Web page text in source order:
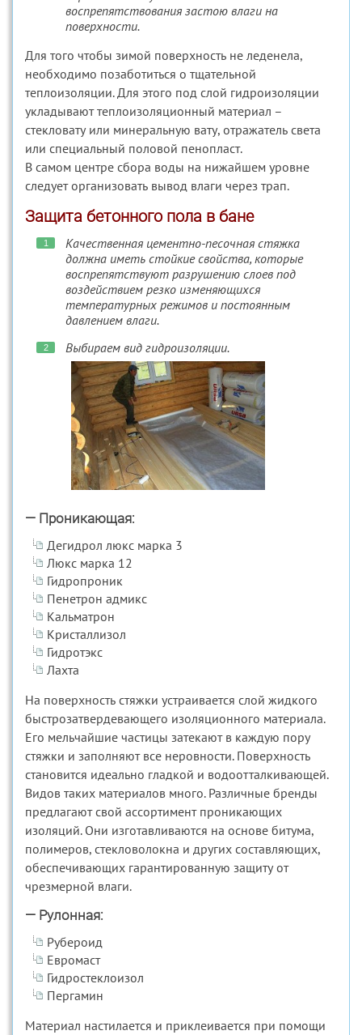
воспрепятствования застою влаги на
поверхности.
Для того чтобы зимой поверхность не леденела,
необходимо позаботиться о тщательной
теплоизоляции. Для этого под слой гидроизоляции
укладывают теплоизоляционный материал –
стекловату или минеральную вату, отражатель света
или специальный половой пенопласт.
В самом центре сбора воды на нижайшем уровне
следует организовать вывод влаги через трап.
Защита бетонного пола в бане
Качественная цементно-песочная стяжка
должна иметь стойкие свойства, которые
воспрепятствуют разрушению слоев под
воздействием резко изменяющихся
температурных режимов и постоянным
давлением влаги.
Выбираем вид гидроизоляции.
— Проникающая:
Дегидрол люкс марка 3
Люкс марка 12
Гидропроник
Пенетрон адмикс
Кальматрон
Кристаллизол
Гидротэкс
Лахта
На поверхность стяжки устраивается слой жидкого
быстрозатвердевающего изоляционного материала.
Его мельчайшие частицы затекают в каждую пору
стяжки и заполняют все неровности. Поверхность
становится идеально гладкой и водоотталкивающей.
Видов таких материалов много. Различные бренды
предлагают свой ассортимент проникающих
изоляций. Они изготавливаются на основе битума,
полимеров, стекловолокна и других составляющих,
обеспечивающих гарантированную защиту от
чрезмерной влаги.
— Рулонная:
Рубероид
Евромаст
Гидростеклоизол
Пергамин
Материал настилается и приклеивается при помощи